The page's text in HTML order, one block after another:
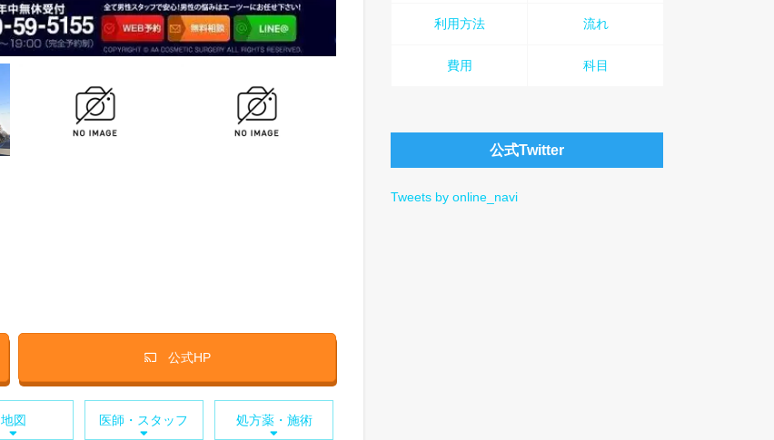
公式HP
地図 医師・スタッフ 処方薬・施術
利用方法 流れ
費用 科目
公式Twitter
Tweets by online_navi